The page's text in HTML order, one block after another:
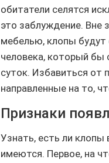
обитатели селятся
это заблуждение. Вне
мебелью, клопы будут
человека, который бы
суток. Избавиться от
направленные на то,
Признаки
Узнать, есть ли клопы
имеются. Первое, на